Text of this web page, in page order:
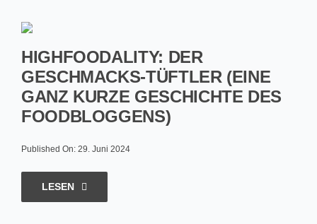
HIGHFOODALITY: DER
GESCHMACKS-TÜFTLER (EINE
GANZ KURZE GESCHICHTE DES
FOODBLOGGENS)
Published On: 29. Juni 2024
LESEN